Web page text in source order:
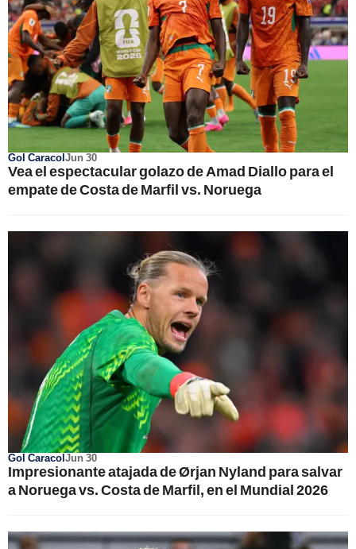
Gol CaracolJun 30
Vea el espectacular golazo de Amad Diallo para el
empate de Costa de Marfil vs. Noruega
Gol CaracolJun 30
Impresionante atajada de Ørjan Nyland para salvar
a Noruega vs. Costa de Marfil, en el Mundial 2026